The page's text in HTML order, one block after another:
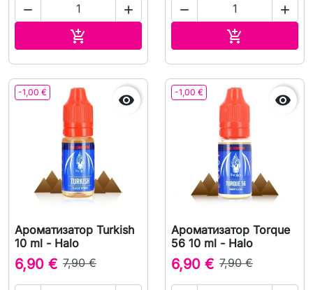
 

 

-1,00 € 
Ароматизатор Turkish
10 ml - Halo
6,90 € 7,90 €
-1,00 € 
Ароматизатор Torque
56 10 ml - Halo
6,90 € 7,90 €